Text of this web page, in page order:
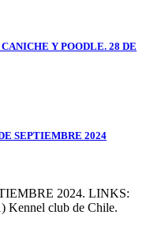
Y POODLE. 28 DE
SEPTIEMBRE 2024
2024. LINKS:
Kennel club de Chile.